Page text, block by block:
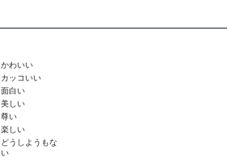
かわいい
カッコいい
面白い
美しい
尊い
楽しい
どうしようもな
い